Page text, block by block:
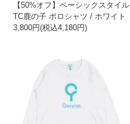
【50%オフ】ベーシックスタイル
TC鹿の子 ポロシャツ / ホワイト
3,800円(税込4,180円)